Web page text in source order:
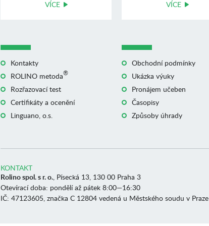
VÍCE VÍCE
Kontakty
ROLINO metoda®
Rozřazovací test
Certifikáty a ocenění
Linguano, o.s.
Obchodní podmínky
Ukázka výuky
Pronájem učeben
Časopisy
Způsoby úhrady
KONTAKT
Rolino spol. s r. o. , Písecká 13, 130 00 Praha 3
Otevírací doba: pondělí až pátek 8:00—16:30
IČ: 47123605, značka C 12804 vedená u Městského soudu v Praze